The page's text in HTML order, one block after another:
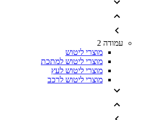
עמודה 2
מוצרי ליטוש
מוצרי ליטוש למתכת
מוצרי ליטוש לעץ
מוצרי ליטוש לרכב